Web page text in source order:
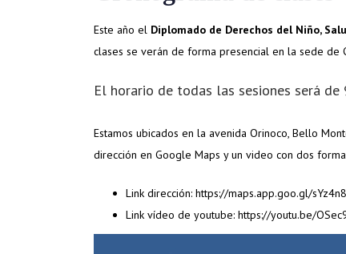
Este año el Diplomado de Derechos del Niño,
clases se verán de forma presencial en la sede de
El horario de todas las sesiones será de
Estamos ubicados en la avenida Orinoco, Bello
dirección en Google Maps y un video con dos
Link dirección: https://maps.app.goo.gl/
Link vídeo de youtube: https://youtu.be/